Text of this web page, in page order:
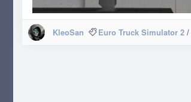
KleoSan Euro Truck Simulator 2/